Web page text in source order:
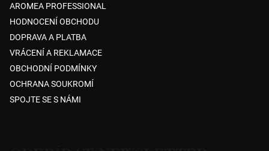
AROMEA PROFESSIONAL
HODNOCENÍ OBCHODU
DOPRAVA A PLATBA
VRÁCENÍ A REKLAMACE
OBCHODNÍ PODMÍNKY
OCHRANA SOUKROMÍ
SPOJTE SE S NÁMI